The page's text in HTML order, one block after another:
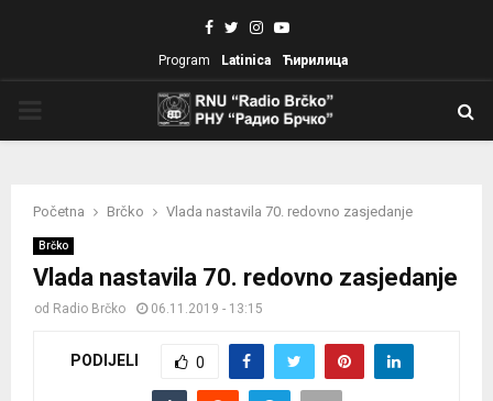
Facebook
TwitterInstagram
Youtube
Program Latinica Ћирилица
Početna Brčko Vlada nastavila 70. redovno zasjedanje
Brčko
Vlada nastavila 70. redovno zasjedanje
od Radio Brčko 06.11.2019 - 13:15
PODIJELI 0